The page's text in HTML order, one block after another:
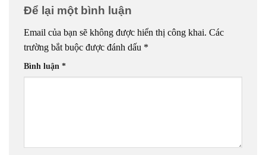
Để lại một bình luận
Email của bạn sẽ không được hiển thị công khai. Các
trường bắt buộc được đánh dấu *
Bình luận *